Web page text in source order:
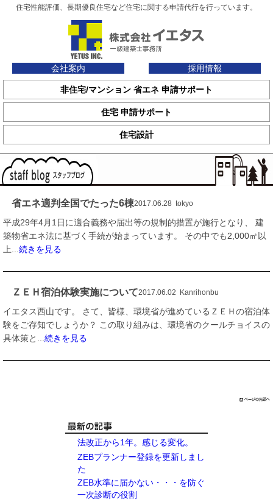
住宅性能評価、長期優良住宅など住宅に関する申請代行を行っています。
会社案内 採用情報
非住宅/マンション 省エネ 申請サポート
住宅 申請サポート
住宅設計
省エネ適判全国でたった6棟2017.06.28 tokyo
平成29年4月1日に適合義務や届出等の規制的措置が施行となり、 建
築物省エネ法に基づく手続が始まっています。 その中でも2,000㎡以
上... 続きを見る
ＺＥＨ宿泊体験実施について2017.06.02 Kanrihonbu
イエタス西山です。 さて、皆様、環境省が進めているＺＥＨの宿泊体
験をご存知でしょうか？ この取り組みは、環境省のクールチョイスの
具体策と... 続きを見る
法改正から1年。感じる変化。
ZEBプランナー登録を更新しまし
た
ZEB水準に届かない・・・を防ぐ
一次診断の役割